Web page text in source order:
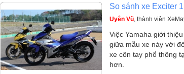
So sánh xe Exciter
Uyên Vũ, thành viên
Việc Yamaha giới
giữa mẫu xe này với
xe côn tay phổ thông
hơn.